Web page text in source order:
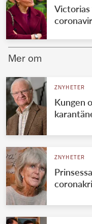
Victorias
Mer om
ZNYHETER
Kungen
ZNYHETER